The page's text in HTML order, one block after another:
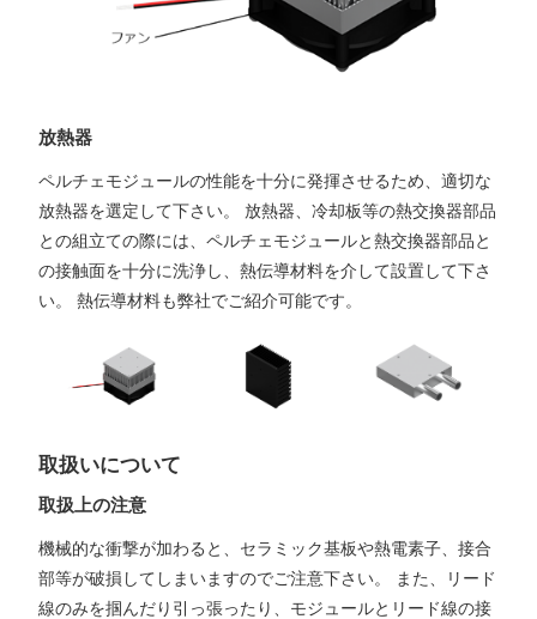
放熱器
ペルチェモジュールの性能を十分に発揮させるため、適切な
放熱器を選定して下さい。 放熱器、冷却板等の熱交換器部品
との組立ての際には、ペルチェモジュールと熱交換器部品と
の接触面を十分に洗浄し、熱伝導材料を介して設置して下さ
い。 熱伝導材料も弊社でご紹介可能です。
取扱いについて
取扱上の注意
機械的な衝撃が加わると、セラミック基板や熱電素子、接合
部等が破損してしまいますのでご注意下さい。 また、リード
線のみを掴んだり引っ張ったり、モジュールとリード線の接